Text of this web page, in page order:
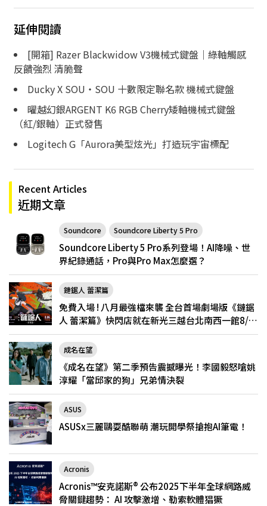
延伸閱讀
[開箱] Razer Blackwidow V3機械式鍵盤｜綠軸觸感
反饋強烈 清脆聲
Ducky X SOU・SOU 十數限定聯名款 機械式鍵盤
曜越幻銀ARGENT K6 RGB Cherry矮軸機械式鍵盤
（紅/銀軸）正式發售
Logitech G「Aurora美型炫光」打造玩宇宙標配
Recent Articles
近期文章
Soundcore Soundcore Liberty 5 Pro
Soundcore Liberty 5 Pro系列登場！AI降噪、世
界紀錄通話，Pro與Pro Max怎麼選？
鏈鋸人 蕾潔篇
免費入場 ! 八月最強檔來襲 全台首場劇場版《鏈鋸
人 蕾潔篇》快閃店就在新光三越台北南西一館8/6
限定登場
成名在望
《成名在望》第二季預告震撼曝光！李國毅怒嗆姚
淳耀「當邱家的狗」兄弟情決裂
ASUS
ASUSx三麗鷗耍酷聯萌 潮玩開學祭搶抱AI筆電！
Acronis
Acronis™安克諾斯® 公布2025下半年全球網路威
脅關鍵趨勢： AI 攻擊激增、勒索軟體猖獗